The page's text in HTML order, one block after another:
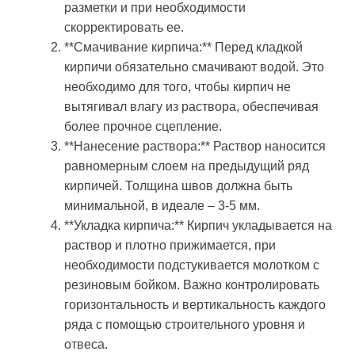
разметки и при необходимости
скорректировать ее.
**Смачивание кирпича:** Перед кладкой
кирпичи обязательно смачивают водой. Это
необходимо для того, чтобы кирпич не
вытягивал влагу из раствора, обеспечивая
более прочное сцепление.
**Нанесение раствора:** Раствор наносится
равномерным слоем на предыдущий ряд
кирпичей. Толщина швов должна быть
минимальной, в идеале – 3-5 мм.
**Укладка кирпича:** Кирпич укладывается на
раствор и плотно прижимается, при
необходимости подстукивается молотком с
резиновым бойком. Важно контролировать
горизонтальность и вертикальность каждого
ряда с помощью строительного уровня и
отвеса.